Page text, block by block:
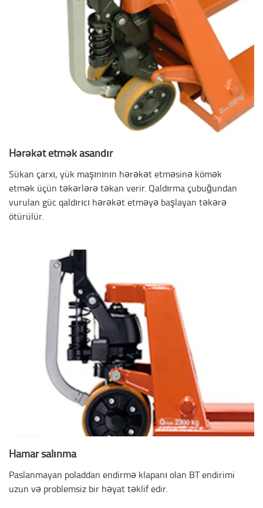
Hərəkət etmək asandır
Sükan çarxı, yük maşınının hərəkət etməsinə kömək
etmək üçün təkərlərə təkan verir. Qaldırma çubuğundan
vurulan güc qaldırıcı hərəkət etməyə başlayan təkərə
ötürülür.
Hamar salınma
Paslanmayan poladdan endirmə klapanı olan BT endirimi
uzun və problemsiz bir həyat təklif edir.